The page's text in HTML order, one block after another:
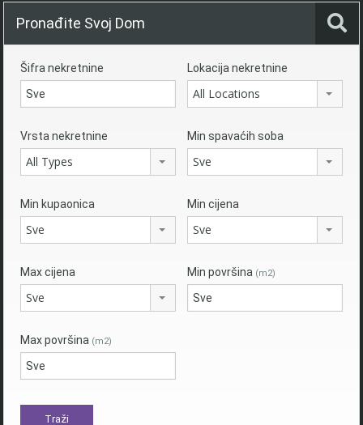
Pronađite Svoj Dom
Šifra nekretnine Lokacija nekretnine
All Locations
Vrsta nekretnine
All Types
Min spavaćih soba
Sve
Min kupaonica
Sve
Min cijena
Sve
Max cijena
Sve
Min površina (m2)
Max površina (m2)